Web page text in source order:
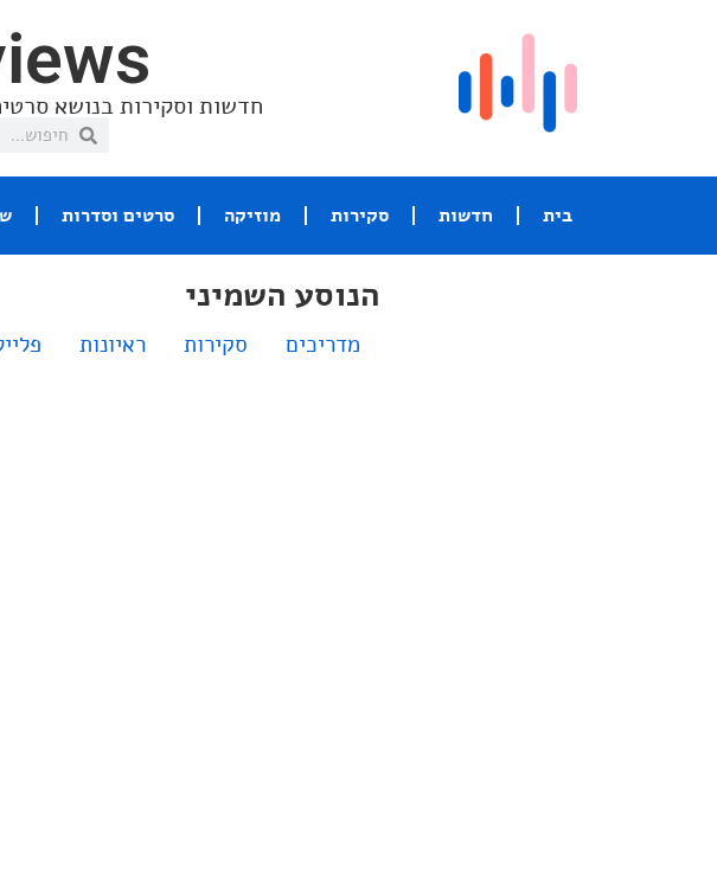
חדשות וסקירות בנושא
בית חדשות סקירות מוזיקה סרטים וסדרות
הנוסע השמיני
מדריכים סקירות ראיונות